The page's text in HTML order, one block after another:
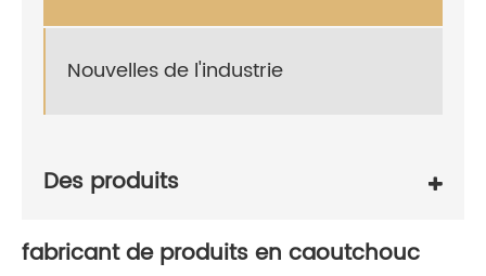
Nouvelles de l'industrie
Des produits
fabricant de produits en caoutchouc